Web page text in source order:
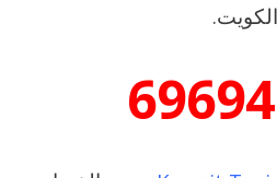
الكويت.